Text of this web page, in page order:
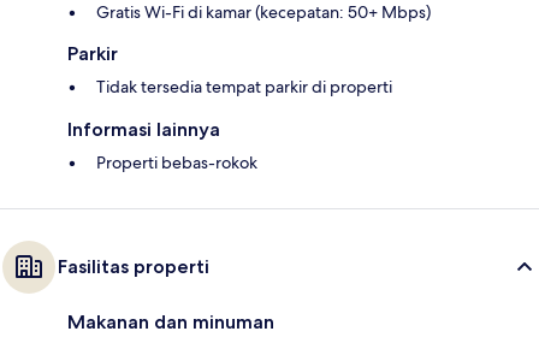
Gratis Wi-Fi di kamar (kecepatan: 50+ Mbps)
Parkir
Tidak tersedia tempat parkir di properti
Informasi lainnya
Properti bebas-rokok
Fasilitas properti
Makanan dan minuman